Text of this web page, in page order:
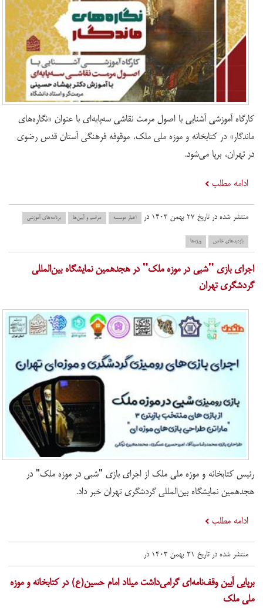
کارگاه آموزشی آشنایی با اصول مرمت نقاشی سه‌پایه‌ای با عنوان «نگاره‌های
ماندگار» در کتابخانه و موزه ملی ملک، موقوفه فرهنگی آستان قدس رضوی
در تهران، برپا می‌شود.
ادامه مطلب
منتشر شده در تاریخ ۲۷ بهمن ۱۴۰۳ در اخبار موسسه مراسم و آیین‌ها برنامه‌های آموزشی
بازدید‌های خاص ویژه‌ها
اجرای بازی "شبی در موزه ملک" در هجدهمین نمایشگاه بین‌المللی
گردشگری تهران
رئیس کتابخانه و موزه ملی ملک از اجرای بازی "شبی در موزه ملک" در
هجدهمین نمایشگاه بین‌المللی گردشگری تهران خبر داد.
ادامه مطلب
منتشر شده در تاریخ ۲۱ بهمن ۱۴۰۳ در
برپایی آیین وقف‌نامه‌ای گرامی‌داشت میلاد امام حسین(ع) در کتابخانه و موزه
ملی ملک